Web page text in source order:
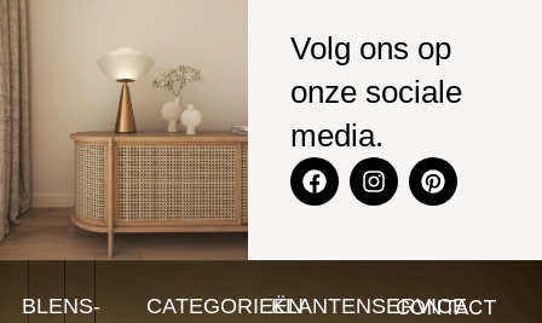
Volg ons op
onze sociale
media.
BLENS-
CATEGORIEËNKLANTENSERVICE
CONTACT